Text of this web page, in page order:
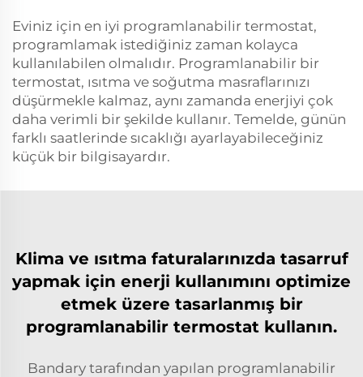
Eviniz için en iyi programlanabilir termostat,
programlamak istediğiniz zaman kolayca
kullanılabilen olmalıdır. Programlanabilir bir
termostat, ısıtma ve soğutma masraflarınızı
düşürmekle kalmaz, aynı zamanda enerjiyi çok
daha verimli bir şekilde kullanır. Temelde, günün
farklı saatlerinde sıcaklığı ayarlayabileceğiniz
küçük bir bilgisayardır.
Klima ve ısıtma faturalarınızda tasarruf
yapmak için enerji kullanımını optimize
etmek üzere tasarlanmış bir
programlanabilir termostat kullanın.
Bandary tarafından yapılan programlanabilir